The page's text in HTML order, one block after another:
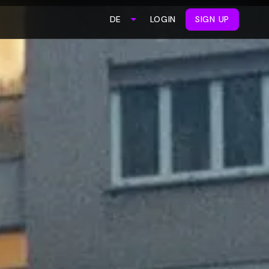
DE LOGIN SIGN UP